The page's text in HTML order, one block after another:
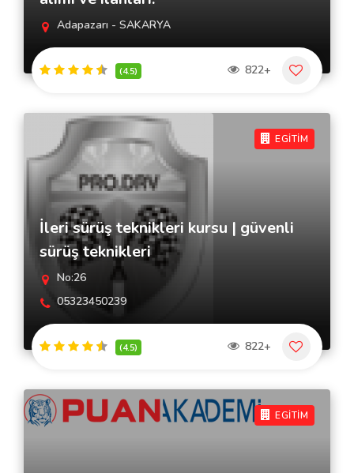
Adapazarı - SAKARYA
(4.5) 822+
EGİTİM
İleri sürüş teknikleri kursu | güvenli
sürüş teknikleri
No:26
05323450239
(4.5) 822+
EGİTİM